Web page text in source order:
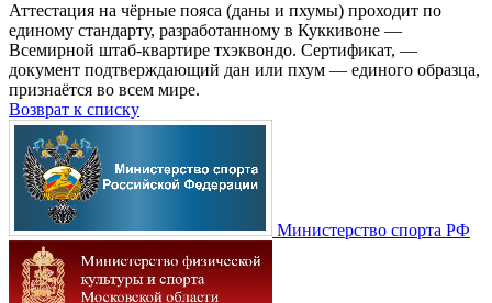
Аттестация на чёрные пояса (даны и пхумы) проходит по
единому стандарту, разработанному в Куккивоне —
Всемирной штаб-квартире тхэквондо. Сертификат, —
документ подтверждающий дан или пхум — единого образца,
признаётся во всем мире.
Возврат к списку
Министерство спорта РФ